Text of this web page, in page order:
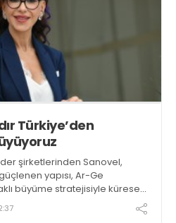
Türkiye’den
şirketlerinden Sanovel,
yapısı, Ar-Ge
büyüme stratejisiyle küresel
ivme kazandırıyor. Şirket,
etki alanını 2 katına